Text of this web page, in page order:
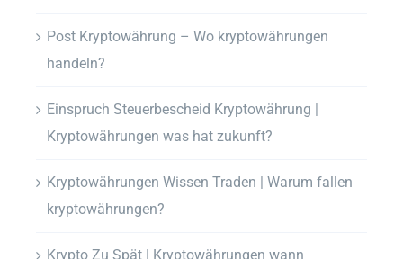
Post Kryptowährung – Wo kryptowährungen
handeln?
Einspruch Steuerbescheid Kryptowährung |
Kryptowährungen was hat zukunft?
Kryptowährungen Wissen Traden | Warum fallen
kryptowährungen?
Krypto Zu Spät | Kryptowährungen wann